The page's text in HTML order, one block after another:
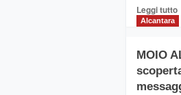
Leggi tutto
Alcantara
MOIO